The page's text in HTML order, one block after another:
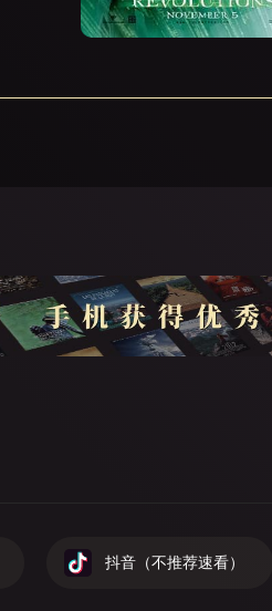
抖音（不推荐速看）